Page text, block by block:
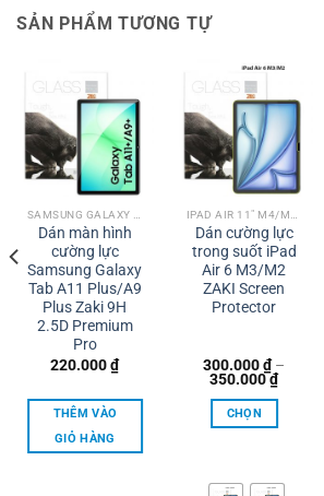
SẢN PHẨM TƯƠNG TỰ
Dán màn hình
cường lực
Samsung Galaxy
Tab A11 Plus/A9
Plus Zaki 9H
2.5D Premium
Pro
220.000₫
THÊM VÀO
GIỎ HÀNG
Dán cường lực
trong suốt iPad
Air 6 M3/M2
ZAKI Screen
Protector
300.000₫ –
350.000₫Khoảng
giá:
CHỌN
phẩm